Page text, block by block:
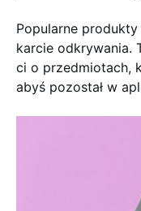
Popularne
karcie odkrywania.
ci o przedmiotach,
abyś pozostał w